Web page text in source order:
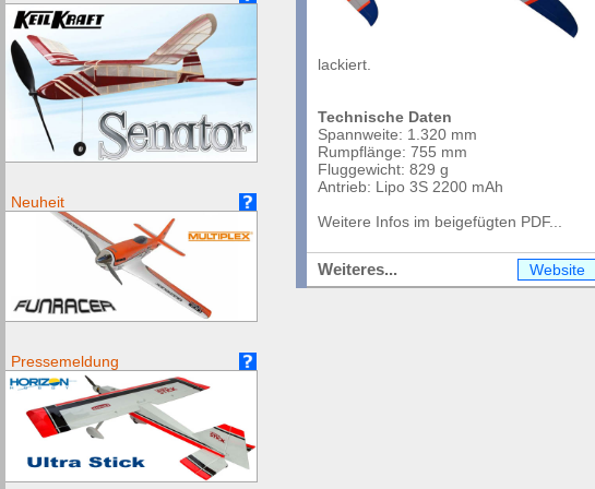
Neuheit
Pressemeldung
lackiert.
Technische Daten
Spannweite: 1.320 mm
Rumpflänge: 755 mm
Fluggewicht: 829 g
Antrieb: Lipo 3S 2200 mAh
Weitere Infos im beigefügten PDF...
Weiteres... Website